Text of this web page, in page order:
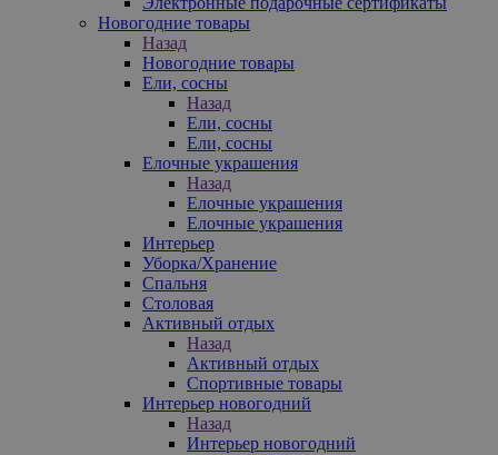
Новогодние товары
Назад
Новогодние товары
Ели, сосны
Назад
Ели, сосны
Ели, сосны
Елочные украшения
Назад
Елочные украшения
Елочные украшения
Интерьер
Уборка/Хранение
Спальня
Столовая
Активный отдых
Назад
Активный отдых
Спортивные товары
Интерьер новогодний
Назад
Интерьер новогодний